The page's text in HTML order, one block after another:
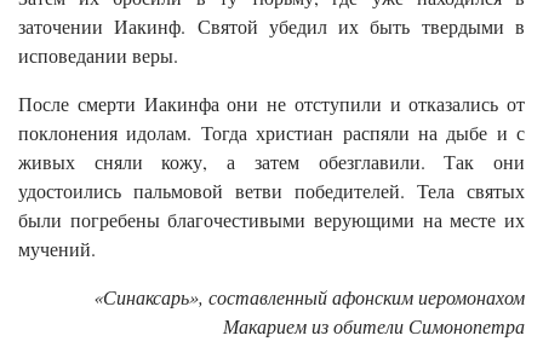
заточении Иакинф. Святой убедил их быть твердыми в
исповедании веры.
После смерти Иакинфа они не отступили и отказались от
поклонения идолам. Тогда христиан распяли на дыбе и с
живых сняли кожу, а затем обезглавили. Так они
удостоились пальмовой ветви победителей. Тела святых
были погребены благочестивыми верующими на месте их
мучений.
«Синаксарь», составленный афонским иеромонахом
Макарием из обители Симонопетра